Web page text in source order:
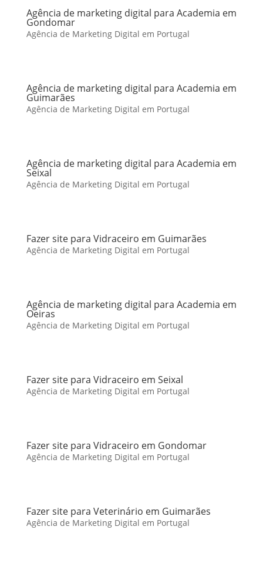
Agência de marketing digital para Academia em
Gondomar
Agência de Marketing Digital em Portugal
Agência de marketing digital para Academia em
Guimarães
Agência de Marketing Digital em Portugal
Agência de marketing digital para Academia em
Seixal
Agência de Marketing Digital em Portugal
Fazer site para Vidraceiro em Guimarães
Agência de Marketing Digital em Portugal
Agência de marketing digital para Academia em
Oeiras
Agência de Marketing Digital em Portugal
Fazer site para Vidraceiro em Seixal
Agência de Marketing Digital em Portugal
Fazer site para Vidraceiro em Gondomar
Agência de Marketing Digital em Portugal
Fazer site para Veterinário em Guimarães
Agência de Marketing Digital em Portugal